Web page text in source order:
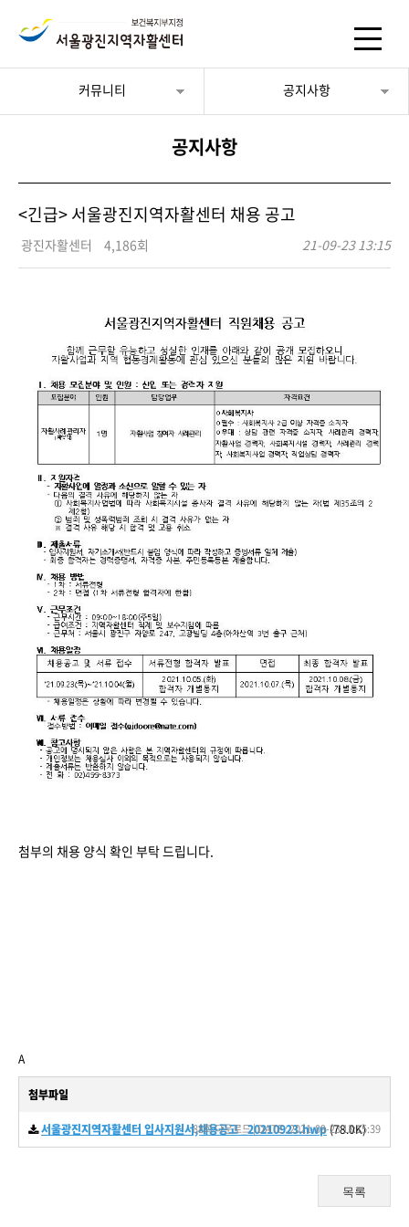
커뮤니티 공지사항
공지사항
<긴급> 서울광진지역자활센터 채용 공고
광진자활센터 4,186회 21-09-23 13:15
첨부의 채용 양식 확인 부탁 드립니다.
A
첨부파일
서울광진지역자활센터 입사지원서,채용공고 _20210923.hwp(78.0K)
88회 다운로드 | DATE : 2021-09-23 13:15:39
목록